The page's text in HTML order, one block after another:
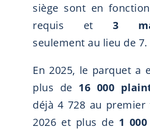
siège sont en
requis et 3
seulement au lieu de 7.
En 2025, le parquet a
plus de 16 000
déjà 4 728 au
2026 et plus de 1